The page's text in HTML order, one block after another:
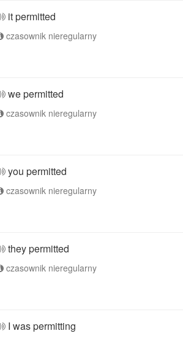
it permitted
czasownik nieregularny
we permitted
czasownik nieregularny
you permitted
czasownik nieregularny
they permitted
czasownik nieregularny
I was permitting